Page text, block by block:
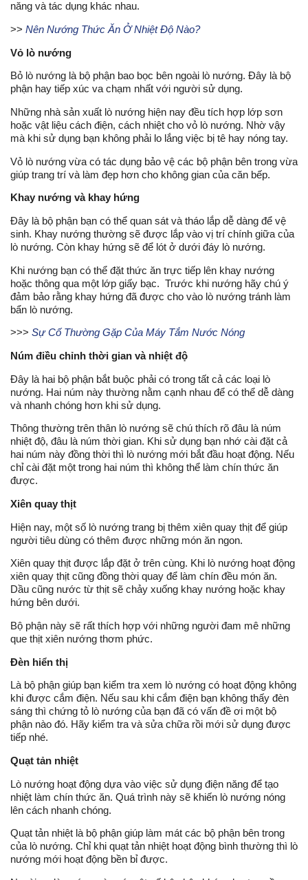
năng và tác dụng khác nhau.
>> Nên Nướng Thức Ăn Ở Nhiệt Độ Nào?
Vỏ lò nướng
Bỏ lò nướng là bộ phận bao bọc bên ngoài lò nướng. Đây là bộ
phận hay tiếp xúc va chạm nhất với người sử dụng.
Những nhà sản xuất lò nướng hiện nay đều tích hợp lớp sơn
hoặc vật liệu cách điện, cách nhiệt cho vỏ lò nướng. Nhờ vậy
mà khi sử dụng bạn không phải lo lắng việc bị tê hay nóng tay.
Vỏ lò nướng vừa có tác dụng bảo vệ các bộ phận bên trong vừa
giúp trang trí và làm đẹp hơn cho không gian của căn bếp.
Khay nướng và khay hứng
Đây là bộ phận bạn có thể quan sát và tháo lắp dễ dàng để vệ
sinh. Khay nướng thường sẽ được lắp vào vị trí chính giữa của
lò nướng. Còn khay hứng sẽ để lót ở dưới đáy lò nướng.
Khi nướng bạn có thể đặt thức ăn trực tiếp lên khay nướng
hoặc thông qua một lớp giấy bạc.  Trước khi nướng hãy chú ý
đảm bảo rằng khay hứng đã được cho vào lò nướng tránh làm
bẩn lò nướng.
>>> Sự Cố Thường Gặp Của Máy Tắm Nước Nóng
Núm điều chỉnh thời gian và nhiệt độ
Đây là hai bộ phận bắt buộc phải có trong tất cả các loại lò
nướng. Hai núm này thường nằm cạnh nhau để có thể dễ dàng
và nhanh chóng hơn khi sử dụng.
Thông thường trên thân lò nướng sẽ chú thích rõ đâu là núm
nhiệt độ, đâu là núm thời gian. Khi sử dụng bạn nhớ cài đặt cả
hai núm này đồng thời thì lò nướng mới bắt đầu hoạt động. Nếu
chỉ cài đặt một trong hai núm thì không thể làm chín thức ăn
được.
Xiên quay thịt
Hiện nay, một số lò nướng trang bị thêm xiên quay thịt để giúp
người tiêu dùng có thêm được những món ăn ngon.
Xiên quay thịt được lắp đặt ở trên cùng. Khi lò nướng hoạt động
xiên quay thịt cũng đồng thời quay để làm chín đều món ăn.
Dầu cũng nước từ thịt sẽ chảy xuống khay nướng hoặc khay
hứng bên dưới.
Bộ phận này sẽ rất thích hợp với những người đam mê những
que thịt xiên nướng thơm phức.
Đèn hiển thị
Là bộ phận giúp bạn kiểm tra xem lò nướng có hoạt động không
khi được cắm điện. Nếu sau khi cắm điện bạn không thấy đèn
sáng thì chứng tỏ lò nướng của bạn đã có vấn đề ơi một bộ
phận nào đó. Hãy kiểm tra và sửa chữa rồi mới sử dụng được
tiếp nhé.
Quạt tản nhiệt
Lò nướng hoạt động dựa vào việc sử dụng điện năng để tạo
nhiệt làm chín thức ăn. Quá trình này sẽ khiến lò nướng nóng
lên cách nhanh chóng.
Quạt tản nhiệt là bộ phận giúp làm mát các bộ phận bên trong
của lò nướng. Chỉ khi quạt tản nhiệt hoạt động bình thường thì lò
nướng mới hoạt động bền bỉ được.